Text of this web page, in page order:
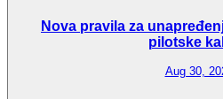
Nova pravila za
pilotske
Aug 30,